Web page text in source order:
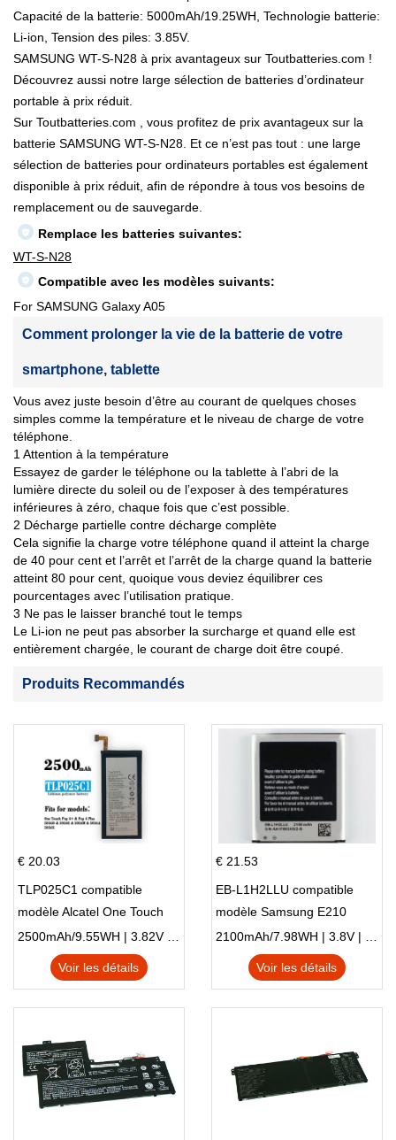
Capacité de la batterie: 5000mAh/19.25WH, Technologie batterie:
Li-ion, Tension des piles: 3.85V.
SAMSUNG WT-S-N28 à prix avantageux sur Toutbatteries.com !
Découvrez aussi notre large sélection de batteries d’ordinateur
portable à prix réduit.
Sur Toutbatteries.com , vous profitez de prix avantageux sur la
batterie SAMSUNG WT-S-N28. Et ce n’est pas tout : une large
sélection de batteries pour ordinateurs portables est également
disponible à prix réduit, afin de répondre à tous vos besoins de
remplacement ou de sauvegarde.
Remplace les batteries suivantes:
WT-S-N28
Compatible avec les modèles suivants:
For SAMSUNG Galaxy A05
Comment prolonger la vie de la batterie de votre
smartphone, tablette
Vous avez juste besoin d’être au courant de quelques choses
simples comme la température et le niveau de charge de votre
téléphone.
1 Attention à la température
Essayez de garder le téléphone ou la tablette à l’abri de la
lumière directe du soleil ou de l’exposer à des températures
inférieures à zéro, chaque fois que c’est possible.
2 Décharge partielle contre décharge complète
Cela signifie la charge votre téléphone quand il atteint la charge
de 40 pour cent et l’arrêt et l’arrêt de la charge quand la batterie
atteint 80 pour cent, quoique vous deviez équilibrer ces
pourcentages avec l’utilisation pratique.
3 Ne pas le laisser branché tout le temps
Le Li-ion ne peut pas absorber la surcharge et quand elle est
entièrement chargée, le courant de charge doit être coupé.
Produits Recommandés
€ 20.03
TLP025C1 compatible
modèle Alcatel One Touch
Pop 4 Plus OT-5056D
2500mAh/9.55WH | 3.82V | Li-ion ...
Voir les détails
€ 21.53
EB-L1H2LLU compatible
modèle Samsung E210
E210K i939
2100mAh/7.98WH | 3.8V | Li-ion ...
Voir les détails